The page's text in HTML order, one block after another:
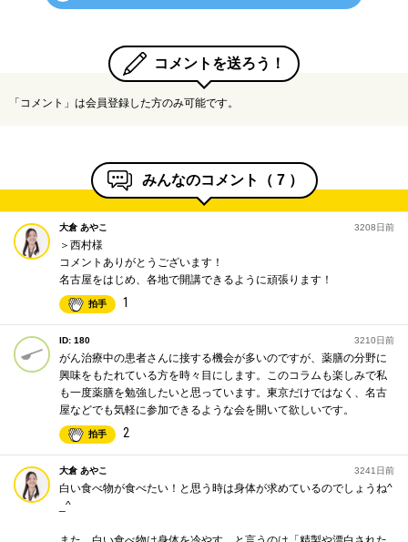
コメントを送ろう！
「コメント」は会員登録した方のみ可能です。
みんなのコメント（ 7 ）
大倉 あやこ 3208日前
＞西村様
コメントありがとうございます！
名古屋をはじめ、各地で開講できるように頑張ります！
拍手 1
ID: 180 3210日前
がん治療中の患者さんに接する機会が多いのですが、薬膳の分野に
興味をもたれている方を時々目にします。このコラムも楽しみで私
も一度薬膳を勉強したいと思っています。東京だけではなく、名古
屋などでも気軽に参加できるような会を開いて欲しいです。
拍手 2
大倉 あやこ 3241日前
白い食べ物が食べたい！と思う時は身体が求めているのでしょうね^
_^